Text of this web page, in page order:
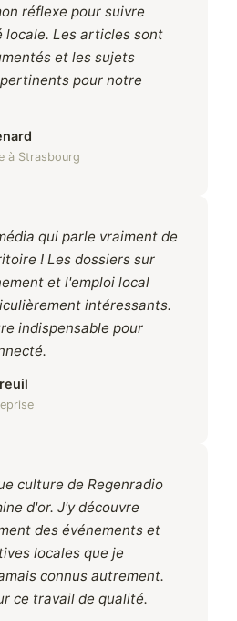
réflexe pour suivre
locale. Les articles sont
et les sujets
pour notre
à Strasbourg
qui parle vraiment de
! Les dossiers sur
et l'emploi local
intéressants.
indispensable pour
culture de Regenradio
d'or. J'y découvre
des événements et
locales que je
connus autrement.
ce travail de qualité.